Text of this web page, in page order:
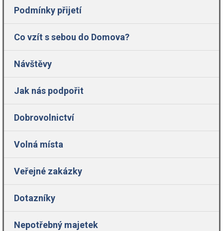
Podmínky přijetí
Co vzít s sebou do Domova?
Návštěvy
Jak nás podpořit
Dobrovolnictví
Volná místa
Veřejné zakázky
Dotazníky
Nepotřebný majetek